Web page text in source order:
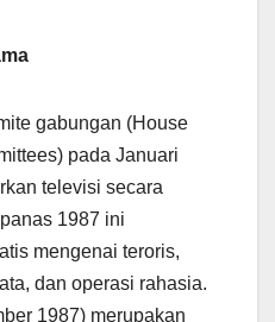
gabungan (House
pada Januari
televisi secara
1987 ini
mengenai teroris,
dan operasi rahasia.
1987) merupakan